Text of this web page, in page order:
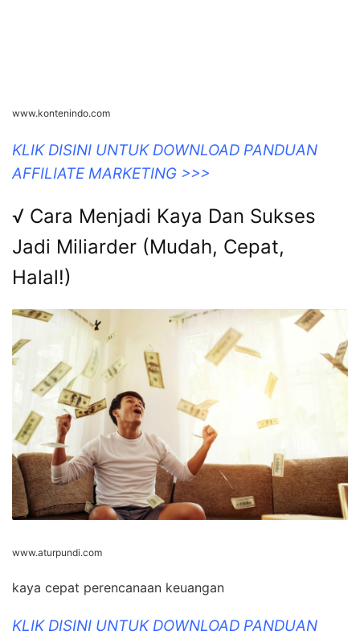
www.kontenindo.com
KLIK DISINI UNTUK DOWNLOAD PANDUAN
AFFILIATE MARKETING >>>
√ Cara Menjadi Kaya Dan Sukses
Jadi Miliarder (Mudah, Cepat,
Halal!)
www.aturpundi.com
kaya cepat perencanaan keuangan
KLIK DISINI UNTUK DOWNLOAD PANDUAN